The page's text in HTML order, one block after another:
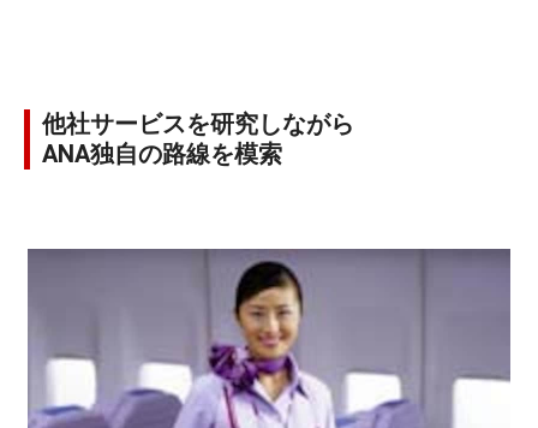
他社サービスを研究しながら
ANA独自の路線を模索